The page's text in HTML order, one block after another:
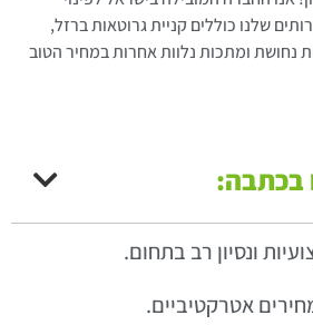
שלנו כוללים קניית גרוטאות ברזל,
נחושת ומתכות נלוות אחרות במחיר הטוב
בכתבה:
ונסיון רב בתחום.
אטרקטיביים.